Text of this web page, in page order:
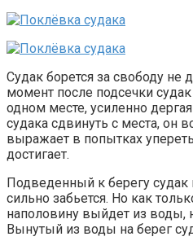
Судак борется за свободу
момент после подсечки судак
одном месте, усиленно
судака сдвинуть с места, он
выражает в попытках
достигает.
Подведенный к берегу судак
сильно забьется. Но как
наполовину выйдет из воды,
Вынутый из воды на берег